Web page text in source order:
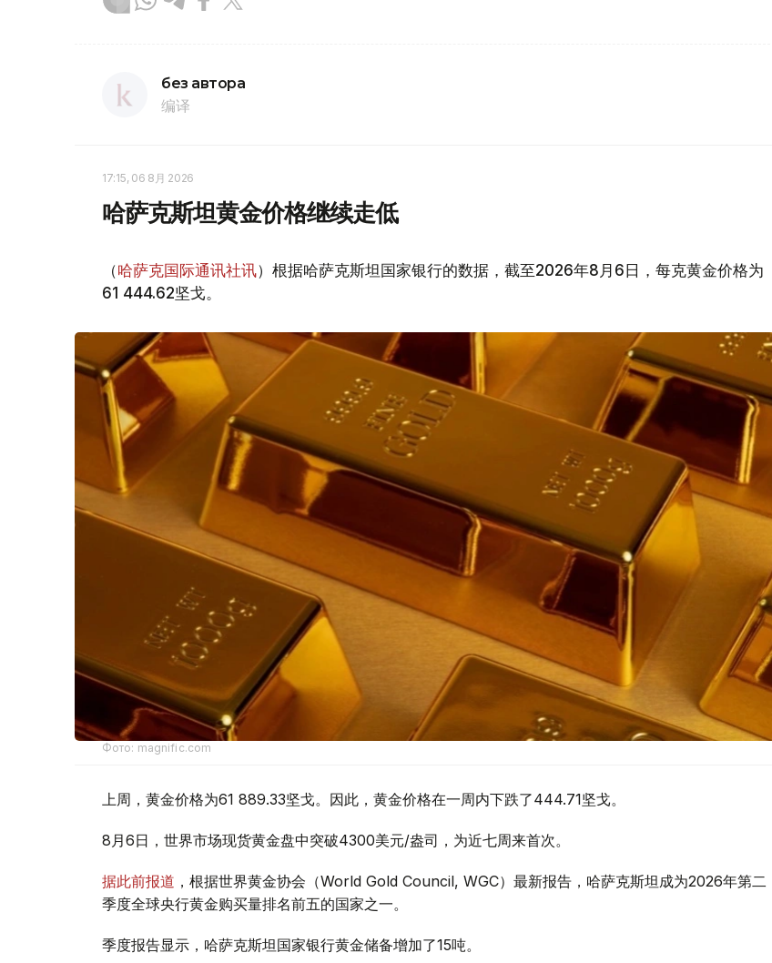
без автора
编译
17:15, 06 8月 2026
哈萨克斯坦黄金价格继续走低
（哈萨克国际通讯社讯）根据哈萨克斯坦国家银行的数据，截至2026年8月6日，每克黄金价格为
61 444.62坚戈。
Фото: magnific.com
上周，黄金价格为61 889.33坚戈。因此，黄金价格在一周内下跌了444.71坚戈。
8月6日，世界市场现货黄金盘中突破4300美元/盎司，为近七周来首次。
据此前报道 ，根据世界黄金协会（World Gold Council, WGC）最新报告，哈萨克斯坦成为2026年第二
季度全球央行黄金购买量排名前五的国家之一。
季度报告显示，哈萨克斯坦国家银行黄金储备增加了15吨。